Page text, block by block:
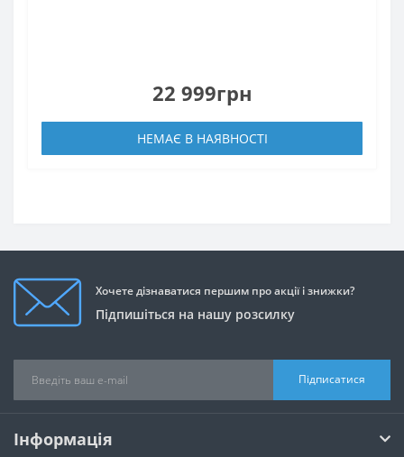
22 999грн
НЕМАЄ В НАЯВНОСТІ
Хочете дізнаватися першим про акції і знижки?
Підпишіться на нашу розсилку
Підписатися
Інформація